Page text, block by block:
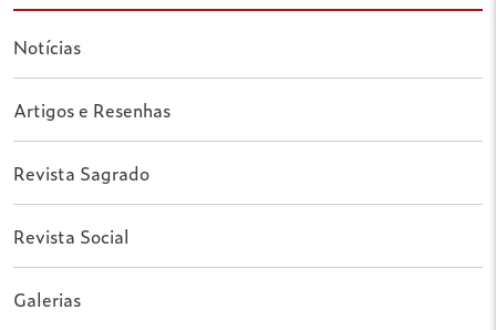
Notícias
Artigos e Resenhas
Revista Sagrado
Revista Social
Galerias